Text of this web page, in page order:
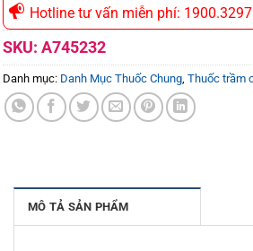
Hotline tư vấn miễn phí:
SKU: A745232
Danh mục: Danh Mục Thuốc Chung Thuốc trầm
MÔ TẢ SẢN PHẨM